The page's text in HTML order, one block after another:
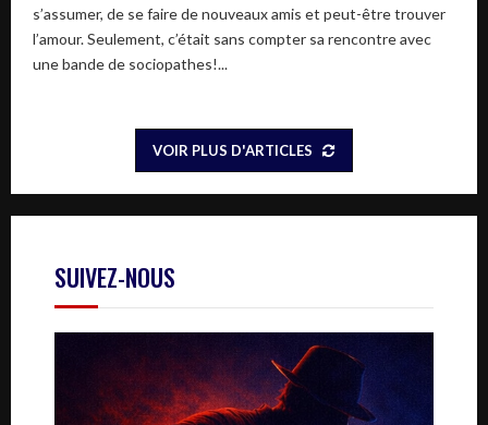
s’assumer, de se faire de nouveaux amis et peut-être trouver
l’amour. Seulement, c’était sans compter sa rencontre avec
une bande de sociopathes!...
VOIR PLUS D'ARTICLES
SUIVEZ-NOUS